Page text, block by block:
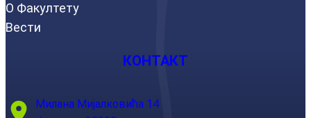
О Факултету
Вести
КОНТАКТ
Милана Мијалковића 14